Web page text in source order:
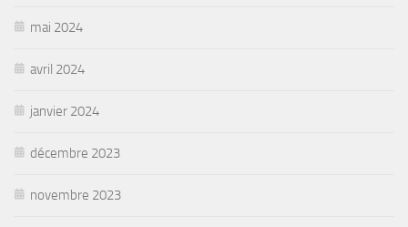
mai 2024
avril 2024
janvier 2024
décembre 2023
novembre 2023